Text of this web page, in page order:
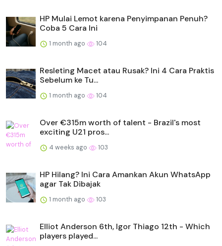
HP Mulai Lemot karena Penyimpanan Penuh?
Coba 5 Cara Ini
1 month ago 104
Resleting Macet atau Rusak? Ini 4 Cara Praktis
Sebelum ke Tu...
1 month ago 104
Over €315m worth of talent - Brazil's most
exciting U21 pros...
4 weeks ago 103
HP Hilang? Ini Cara Amankan Akun WhatsApp
agar Tak Dibajak
1 month ago 103
Elliot Anderson 6th, Igor Thiago 12th - Which
players played...